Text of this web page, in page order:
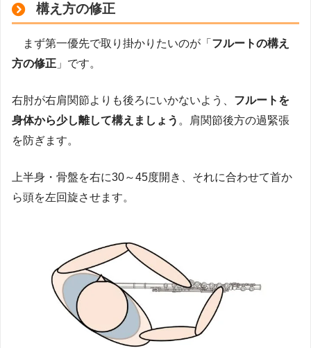
構え方の修正
まず第一優先で取り掛かりたいのが「 フルートの構え
方の修正 」です。
右肘が右肩関節よりも後ろにいかないよう、 フルートを
身体から少し離して構えましょう 。肩関節後方の過緊張
を防ぎます。
上半身・骨盤を右に30～45度開き、それに合わせて首か
ら頭を左回旋させます。